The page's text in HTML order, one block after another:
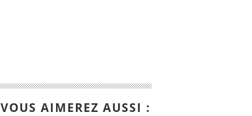
VOUS AIMEREZ AUSSI :